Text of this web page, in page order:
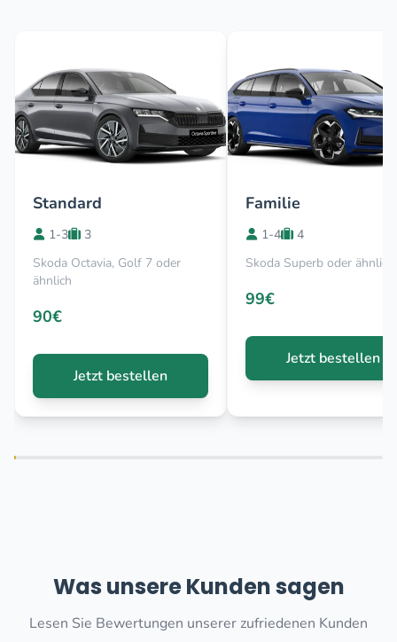
Standard
1-3
3
Skoda Octavia, Golf 7 oder
ähnlich
90€
Jetzt bestellen
Familie
1-4
4
Skoda Superb oder ähnlich
99€
Jetzt bestellen
Was unsere Kunden sagen
Lesen Sie Bewertungen unserer zufriedenen Kunden